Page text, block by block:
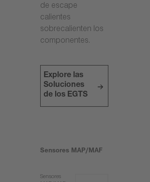
de escape
calientes
sobrecalienten los
componentes.
Explore las
Soluciones
de los EGTS
Sensores MAP/MAF
Sensores